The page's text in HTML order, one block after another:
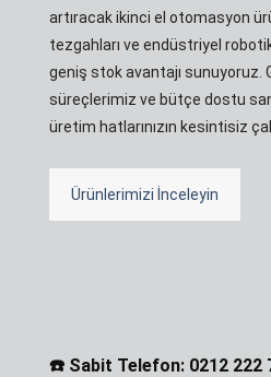
artıracak ikinci el otomasyon
tezgahları ve endüstriyel
geniş stok avantajı sunuyoruz.
süreçlerimiz ve bütçe dostu
üretim hatlarınızın kesintisiz
Ürünlerimizi İnceleyin
☎️ Sabit Telefon: 0212 222